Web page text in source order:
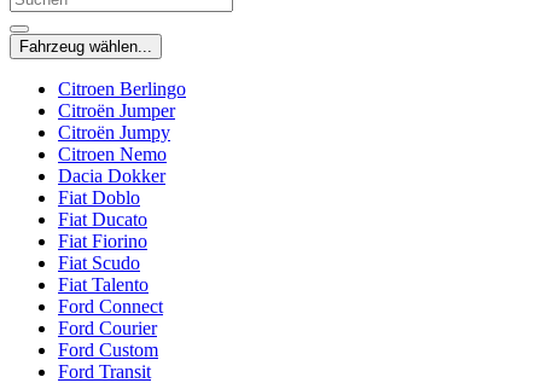
Fahrzeug wählen...
Citroen Berlingo
Citroën Jumper
Citroën Jumpy
Citroen Nemo
Dacia Dokker
Fiat Doblo
Fiat Ducato
Fiat Fiorino
Fiat Scudo
Fiat Talento
Ford Connect
Ford Courier
Ford Custom
Ford Transit